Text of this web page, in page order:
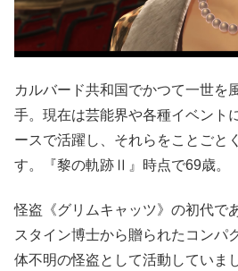
カルバード共和国でかつて一世を
手。現在は芸能界や各種イベント
ースで活躍し、それらをことごと
す。『黎の軌跡Ⅱ』時点で69歳。
怪盗《グリムキャッツ》の初代で
スタイン博士から贈られたコンパ
体不明の怪盗として活動していま